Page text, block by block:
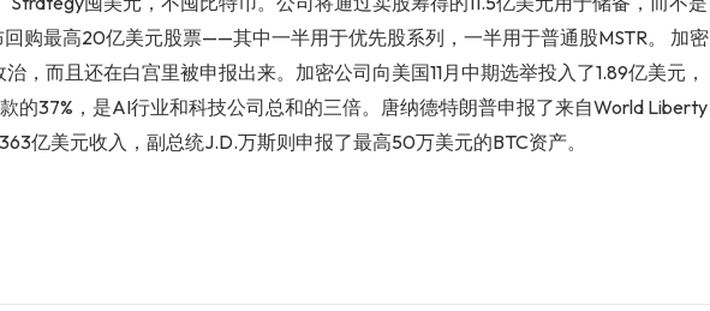
回购最高20亿美元股票——其中一半用于优先股系列，一半用于普通股MSTR。 加密
，而且还在白宫里被申报出来。加密公司向美国11月中期选举投入了1.89亿美元，
的37%，是AI行业和科技公司总和的三倍。唐纳德·特朗普申报了来自World Liberty
亿美元收入，副总统J.D.万斯则申报了最高50万美元的BTC资产。